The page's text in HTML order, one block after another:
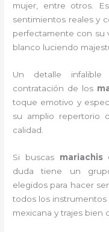
mujer, entre otros.
sentimientos reales y
perfectamente con su
blanco luciendo
Un detalle
contratación de los
toque emotivo y
su amplio repertorio
calidad.
Si buscas mariachis
duda tiene un
elegidos para hacer
todos los instrumentos
mexicana y trajes bien